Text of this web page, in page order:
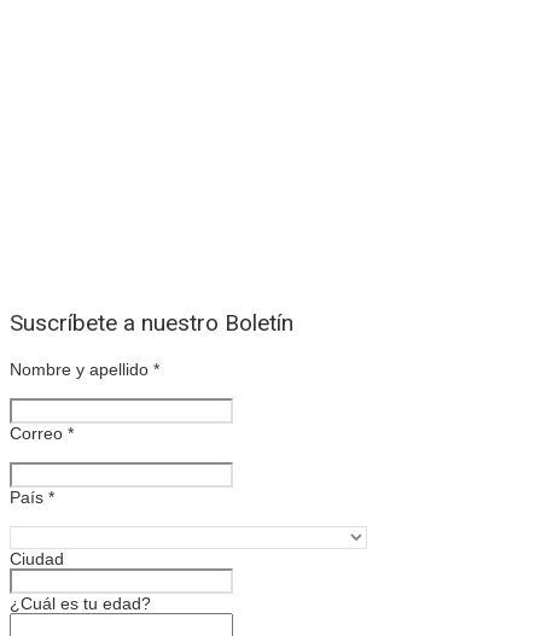
Suscríbete a nuestro Boletín
Nombre y apellido *
Correo *
País *
Ciudad
¿Cuál es tu edad?